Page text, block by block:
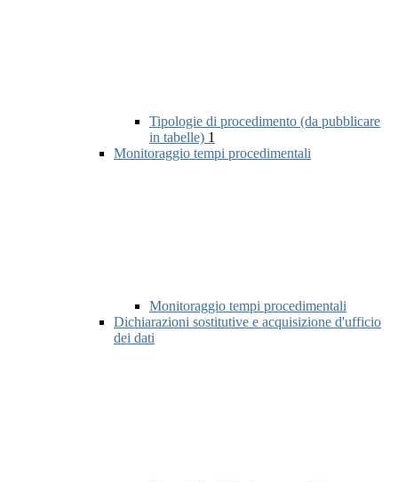
Tipologie di procedimento (da pubblicare
in tabelle) 1
Monitoraggio tempi procedimentali
Monitoraggio tempi procedimentali
Dichiarazioni sostitutive e acquisizione d'ufficio
dei dati